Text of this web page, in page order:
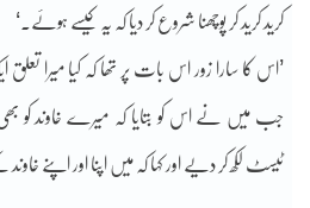
کرید کرید کر پوچھنا شروع کر دیا کہ یہ کیسے ہوئے۔‘
’اس کا سارا زور اس بات پر تھا کہ کیا میرا
جب میں نے اس کو بتایا کہ میرے خاوند کو
ٹیسٹ لکھ کر دیے اور کہا کہ میں اپنا اور اپنے